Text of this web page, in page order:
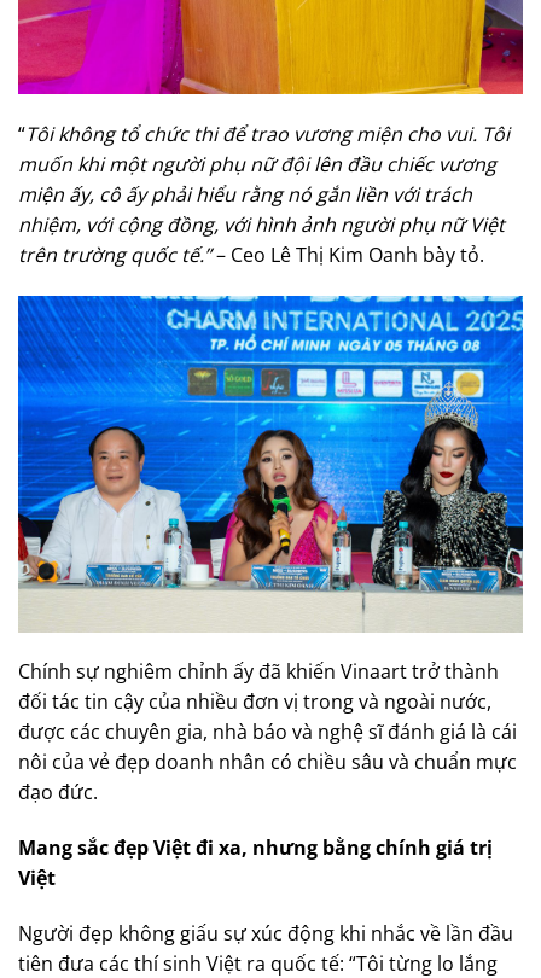
“Tôi không tổ chức thi để trao vương miện cho vui. Tôi
muốn khi một người phụ nữ đội lên đầu chiếc vương
miện ấy, cô ấy phải hiểu rằng nó gắn liền với trách
nhiệm, với cộng đồng, với hình ảnh người phụ nữ Việt
trên trường quốc tế.”– Ceo Lê Thị Kim Oanh bày tỏ.
Chính sự nghiêm chỉnh ấy đã khiến Vinaart trở thành
đối tác tin cậy của nhiều đơn vị trong và ngoài nước,
được các chuyên gia, nhà báo và nghệ sĩ đánh giá là cái
nôi của vẻ đẹp doanh nhân có chiều sâu và chuẩn mực
đạo đức.
Mang sắc đẹp Việt đi xa, nhưng bằng chính giá trị
Việt
Người đẹp không giấu sự xúc động khi nhắc về lần đầu
tiên đưa các thí sinh Việt ra quốc tế: “Tôi từng lo lắng